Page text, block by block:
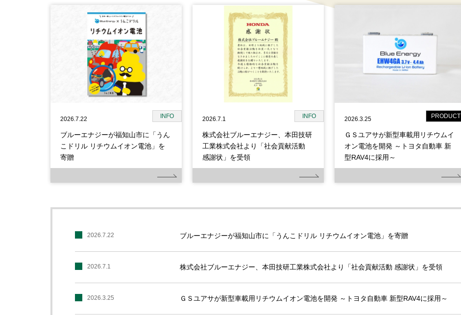
2026.7.22 INFO
ブルーエナジーが福知山市に「うん
こドリル リチウムイオン電池」を
寄贈
2026.7.1 INFO
株式会社ブルーエナジー、本田技研
工業株式会社より「社会貢献活動
感謝状」を受領
2026.3.25 PRODUCT
ＧＳユアサが新型車載用リチウムイ
オン電池を開発 ～トヨタ自動車 新
型RAV4に採用～
2026.7.22 ブルーエナジーが福知山市に「うんこドリル リチウムイオン電池」を寄贈
2026.7.1 株式会社ブルーエナジー、本田技研工業株式会社より「社会貢献活動 感謝状」を受領
2026.3.25 ＧＳユアサが新型車載用リチウムイオン電池を開発 ～トヨタ自動車 新型RAV4に採用～